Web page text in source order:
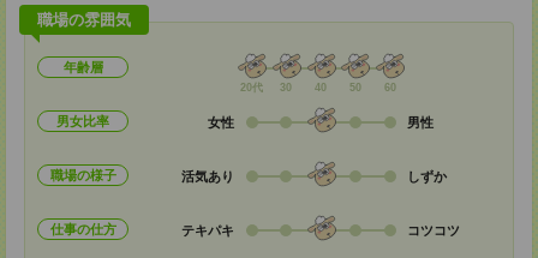
職場の雰囲気
年齢層
20代 30 40 50 60
男女比率 女性 男性
職場の様子 活気あり しずか
仕事の仕方 テキパキ コツコツ